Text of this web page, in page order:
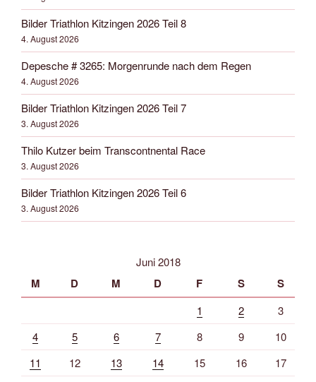
Bilder Triathlon Kitzingen 2026 Teil 8
4. August 2026
Depesche # 3265: Morgenrunde nach dem Regen
4. August 2026
Bilder Triathlon Kitzingen 2026 Teil 7
3. August 2026
Thilo Kutzer beim Transcontnental Race
3. August 2026
Bilder Triathlon Kitzingen 2026 Teil 6
3. August 2026
Juni 2018
M D M D F S S
1 2
3
4
5 6 7 8 9
10
11
12 13 14 15 16
17